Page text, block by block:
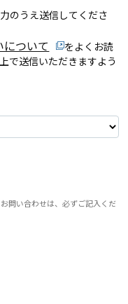
のうえ送信してくださ
ついて
をよくお読
で送信いただきますよう
問い合わせは、必ずご記入くだ